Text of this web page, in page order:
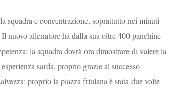
squadra e concentrazione, soprattutto nei minuti
nuovo allenatore ha dalla sua oltre 400 panchine
la squadra dovrà ora dimostrare di valere la
sarda, proprio grazie al successo
proprio la piazza friulana è stata due volte